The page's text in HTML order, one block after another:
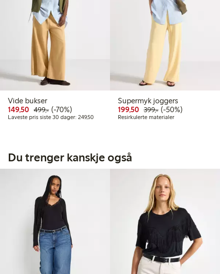
Vide bukser
149,50 Rabattert pris: 149,50 kr
499,-Vanlig pris: 499,00 kr
70% rabatt
(-70%)
Laveste pris siste 30 dager: 249,50Laveste pris siste 30 dager: 249,50 kr
Supermyk joggers
199,50 Rabattert pris: 199,50
399,-Vanlig pris:
50% rabatt
(-50%)
Resirkulerte materialer
Du trenger kanskje også